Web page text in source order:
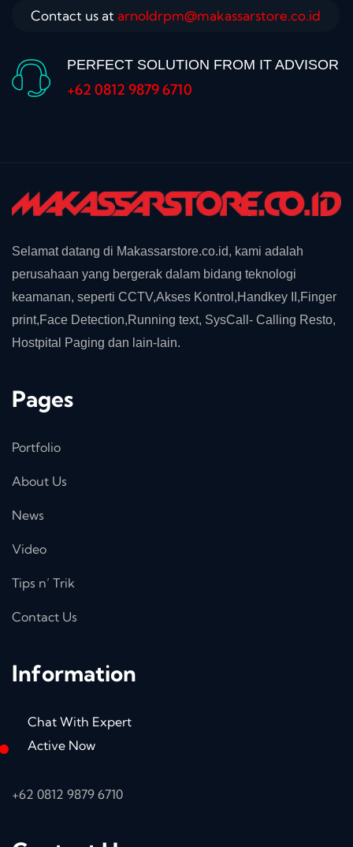
Contact us at arnoldrpm@makassarstore.co.id
PERFECT SOLUTION FROM IT ADVISOR
+62 0812 9879 6710
Selamat datang di Makassarstore.co.id, kami adalah
perusahaan yang bergerak dalam bidang teknologi
keamanan, seperti CCTV,Akses Kontrol,Handkey II,Finger
print,Face Detection,Running text, SysCall- Calling Resto,
Hostpital Paging dan lain-lain.
Pages
Portfolio
About Us
News
Video
Tips n’ Trik
Contact Us
Information
Chat With Expert
Active Now
+62 0812 9879 6710